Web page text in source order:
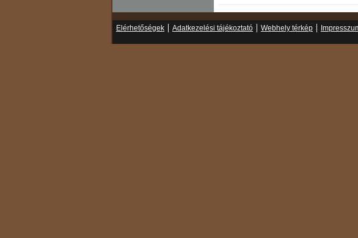
Elérhetőségek Adatkezelési tájékoztató Webhely térkép